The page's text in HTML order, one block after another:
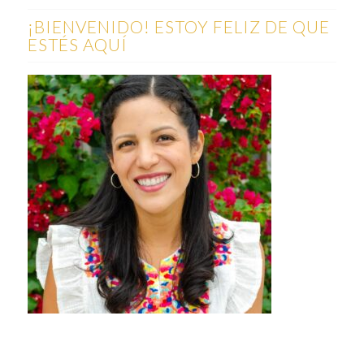
¡BIENVENIDO! ESTOY FELIZ DE QUE
ESTÉS AQUÍ